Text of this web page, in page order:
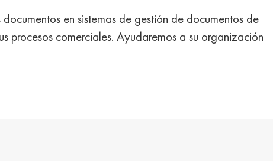
en sistemas de gestión de documentos de
procesos comerciales. Ayudaremos a su organización